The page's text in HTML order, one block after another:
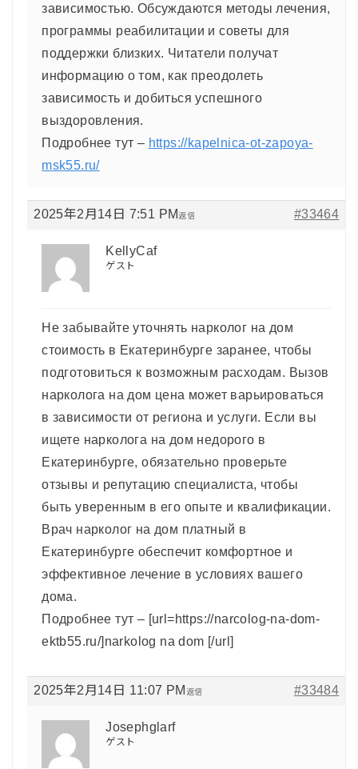
зависимостью. Обсуждаются методы лечения,
программы реабилитации и советы для
поддержки близких. Читатели получат
информацию о том, как преодолеть
зависимость и добиться успешного
выздоровления.
Подробнее тут – https://kapelnica-ot-zapoya-
msk55.ru/
2025年2月14日 7:51 PM #33464
返信
KellyCaf
ゲスト
Не забывайте уточнять нарколог на дом
стоимость в Екатеринбурге заранее, чтобы
подготовиться к возможным расходам. Вызов
нарколога на дом цена может варьироваться
в зависимости от региона и услуги. Если вы
ищете нарколога на дом недорого в
Екатеринбурге, обязательно проверьте
отзывы и репутацию специалиста, чтобы
быть уверенным в его опыте и квалификации.
Врач нарколог на дом платный в
Екатеринбурге обеспечит комфортное и
эффективное лечение в условиях вашего
дома.
Подробнее тут – [url=https://narcolog-na-dom-
ektb55.ru/]narkolog na dom [/url]
2025年2月14日 11:07 PM #33484
返信
Josephglarf
ゲスト